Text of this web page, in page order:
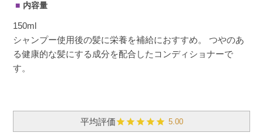
内容量
150ml
シャンプー使用後の髪に栄養を補給におすすめ。 つやのあ
る健康的な髪にする成分を配合したコンディショナーで
す。
5.00